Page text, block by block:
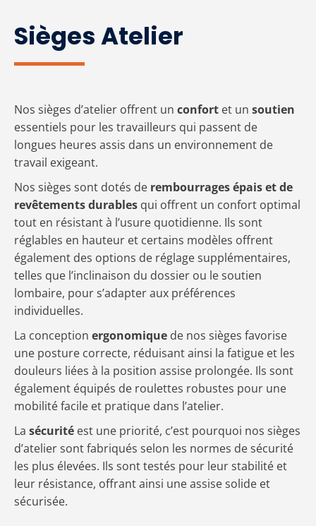
Sièges Atelier
Nos sièges d’atelier offrent un confort et un soutien
essentiels pour les travailleurs qui passent de
longues heures assis dans un environnement de
travail exigeant.
Nos sièges sont dotés de rembourrages épais et de
revêtements durables qui offrent un confort optimal
tout en résistant à l’usure quotidienne. Ils sont
réglables en hauteur et certains modèles offrent
également des options de réglage supplémentaires,
telles que l’inclinaison du dossier ou le soutien
lombaire, pour s’adapter aux préférences
individuelles.
La conception ergonomique de nos sièges favorise
une posture correcte, réduisant ainsi la fatigue et les
douleurs liées à la position assise prolongée. Ils sont
également équipés de roulettes robustes pour une
mobilité facile et pratique dans l’atelier.
La sécurité est une priorité, c’est pourquoi nos sièges
d’atelier sont fabriqués selon les normes de sécurité
les plus élevées. Ils sont testés pour leur stabilité et
leur résistance, offrant ainsi une assise solide et
sécurisée.